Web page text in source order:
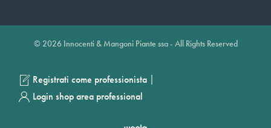
© 2026 Innocenti & Mangoni Piante ssa - All Rights Reserved
Registrati come professionista |
Login shop area professional